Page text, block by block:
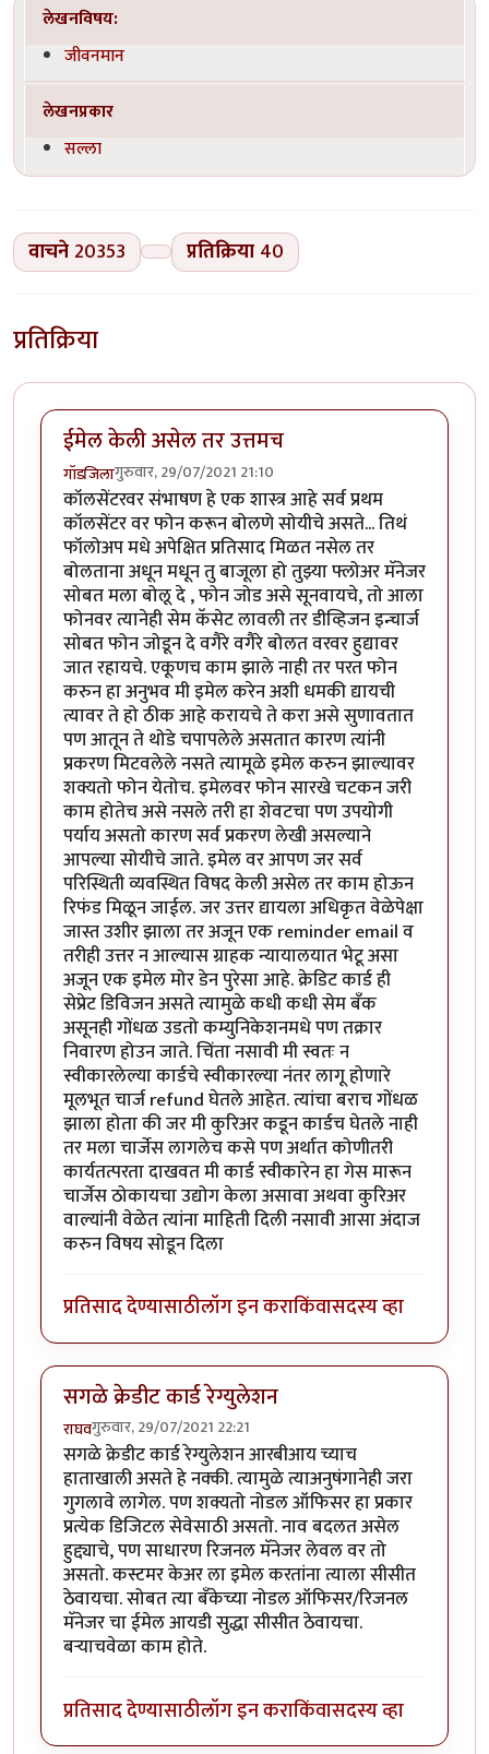
लेखनविषय:
जीवनमान
लेखनप्रकार
सल्ला
वाचने 20353 प्रतिक्रिया 40
प्रतिक्रिया
ईमेल केली असेल तर उत्तमच
गॉडजिलागुरुवार, 29/07/2021 21:10
कॉलसेंटरवर संभाषण हे एक शास्त्र आहे सर्व प्रथम
कॉलसेंटर वर फोन करून बोलणे सोयीचे असते... तिथं
फॉलोअप मधे अपेक्षित प्रतिसाद मिळत नसेल तर
बोलताना अधून मधून तु बाजूला हो तुझ्या फ्लोअर मॅनेजर
सोबत मला बोलू दे , फोन जोड असे सूनवायचे, तो आला
फोनवर त्यानेही सेम कॅसेट लावली तर डीव्हिजन इन्चार्ज
सोबत फोन जोडून दे वगैरे वगैरे बोलत वरवर हुद्यावर
जात रहायचे. एकूणच काम झाले नाही तर परत फोन
करुन हा अनुभव मी इमेल करेन अशी धमकी द्यायची
त्यावर ते हो ठीक आहे करायचे ते करा असे सुणावतात
पण आतून ते थोडे चपापलेले असतात कारण त्यांनी
प्रकरण मिटवलेले नसते त्यामूळे इमेल करुन झाल्यावर
शक्यतो फोन येतोच. इमेलवर फोन सारखे चटकन जरी
काम होतेच असे नसले तरी हा शेवटचा पण उपयोगी
पर्याय असतो कारण सर्व प्रकरण लेखी असल्याने
आपल्या सोयीचे जाते. इमेल वर आपण जर सर्व
परिस्थिती व्यवस्थित विषद केली असेल तर काम होऊन
रिफंड मिळून जाईल. जर उत्तर द्यायला अधिकृत वेळेपेक्षा
जास्त उशीर झाला तर अजून एक reminder email व
तरीही उत्तर न आल्यास ग्राहक न्यायालयात भेटू असा
अजून एक इमेल मोर डेन पुरेसा आहे. क्रेडिट कार्ड ही
सेप्रेट डिविजन असते त्यामुळे कधी कधी सेम बँक
असूनही गोंधळ उडतो कम्युनिकेशनमधे पण तक्रार
निवारण होउन जाते. चिंता नसावी मी स्वतः न
स्वीकारलेल्या कार्डचे स्वीकारल्या नंतर लागू होणारे
मूलभूत चार्ज refund घेतले आहेत. त्यांचा बराच गोंधळ
झाला होता की जर मी कुरिअर कडून कार्डच घेतले नाही
तर मला चार्जेस लागलेच कसे पण अर्थात कोणीतरी
कार्यतत्परता दाखवत मी कार्ड स्वीकारेन हा गेस मारून
चार्जेस ठोकायचा उद्योग केला असावा अथवा कुरिअर
वाल्यांनी वेळेत त्यांना माहिती दिली नसावी आसा अंदाज
करुन विषय सोडून दिला
प्रतिसाद देण्यासाठीलॉग इन कराकिंवासदस्य व्हा
सगळे क्रेडीट कार्ड रेग्युलेशन
राघवगुरुवार, 29/07/2021 22:21
सगळे क्रेडीट कार्ड रेग्युलेशन आरबीआय च्याच
हाताखाली असते हे नक्की. त्यामुळे त्याअनुषंगानेही जरा
गुगलावे लागेल. पण शक्यतो नोडल ऑफिसर हा प्रकार
प्रत्येक डिजिटल सेवेसाठी असतो. नाव बदलत असेल
हुद्द्याचे, पण साधारण रिजनल मॅनेजर लेवल वर तो
असतो. कस्टमर केअर ला इमेल करतांना त्याला सीसीत
ठेवायचा. सोबत त्या बँकेच्या नोडल ऑफिसर/रिजनल
मॅनेजर चा ईमेल आयडी सुद्धा सीसीत ठेवायचा.
बर्‍याचवेळा काम होते.
प्रतिसाद देण्यासाठीलॉग इन कराकिंवासदस्य व्हा